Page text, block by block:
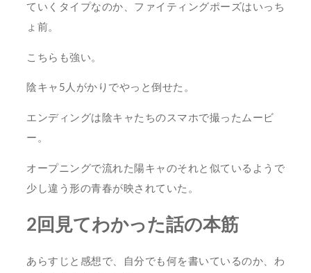
ていくタイプなのか、ファイティングポーズはいっち
ょ前。
こちらも強い。
陰キャ5人がかりでやっと倒せた。
エンディングは陰キャたちのスマホで撮ったムービ
ー。
オープニングで流れた陽キャのそれと似ているようで
少し違う形の青春が映されていた。
2回見てわかった話の本筋
あらすじと感想で、自分でも何を書いているのか、わ